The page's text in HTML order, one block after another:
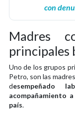
con
Madres
principales
Uno de los grupos
Petro, son las
desempeñado
acompañamiento
país.